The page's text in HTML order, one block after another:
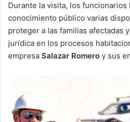
Durante la visita, los funcionarios
conocimiento público varias
proteger a las familias afectadas
jurídica en los procesos
empresa Salazar Romero y sus